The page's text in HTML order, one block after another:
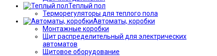
Теплый пол
Терморегуляторы для теплого пола
Автоматы, коробки
Монтажные коробки
Щит распределительный для электрических
автоматов
Щитовое оборудование